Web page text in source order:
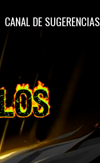
CANAL DE SUGERENCIAS